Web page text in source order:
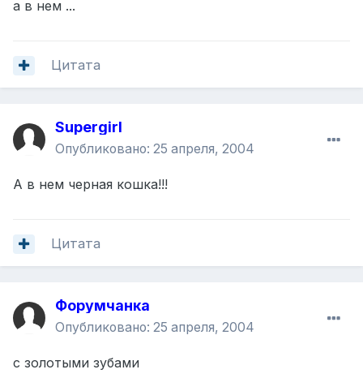
а в нем ...
Цитата
Supergirl
Опубликовано: 25 апреля, 2004
А в нем черная кошка!!!
Цитата
Форумчанка
Опубликовано: 25 апреля, 2004
с золотыми зубами